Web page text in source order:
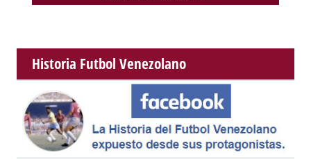
Historia Futbol Venezolano